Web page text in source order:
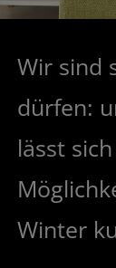
Wir sind
dürfen:
lässt
Winter